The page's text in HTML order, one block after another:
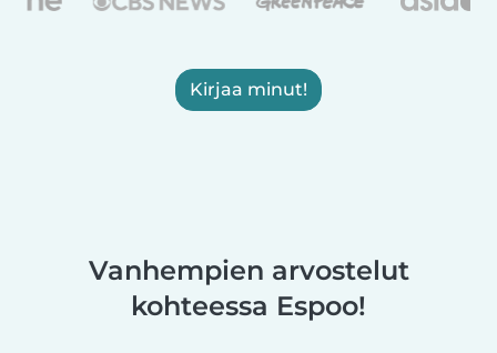
Kirjaa minut!
Vanhempien arvostelut
kohteessa Espoo!